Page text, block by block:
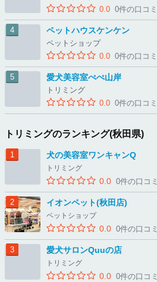
0.0 0件の口コミ
ペットハウスケンケン
ペットショップ
0.0 0件の口コミ
愛犬美容室ぺぺ山岸
トリミング
0.0 0件の口コミ
トリミングのランキング(秋田県)
犬の美容室ワンキャンQ
トリミング
0.0 0件の口コミ
イオンペット(秋田店)
ペットショップ
0.0 0件の口コミ
愛犬サロンQuuの店
トリミング
0.0 0件の口コミ